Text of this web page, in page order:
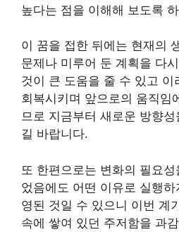
높다는 점을 이해해 보도록
이 꿈을 접한 뒤에는 현재의
문제나 미루어 둔 계획을 다
것이 큰 도움을 줄 수 있고 이
회복시키며 앞으로의 움직임
므로 지금부터 새로운 방향
길 바랍니다.
또 한편으로는 변화의 필요
었음에도 어떤 이유로 실행
영된 것일 수 있으니 이번 계
속에 쌓여 있던 주저함을 과